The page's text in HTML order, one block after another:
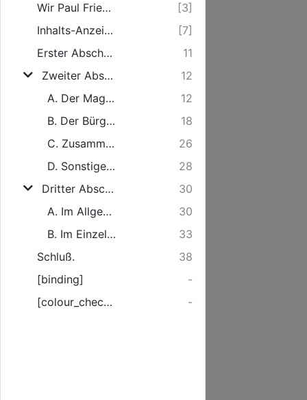
Wir Paul Friederich [...]
[3]
Inhalts-Anzeige.
[7]
Erster Abschnitt. Bestandtheile und Verhältnisse der Einwohner.
11
Zweiter Abschnitt. Verwaltende Behörde des Magistrats und die derselben beigeordneten Personen.
12
A. Der Magistrat.
12
B. Der Bürgerausschuß.
18
C. Zusammenwirken des Magistrats und des Bürgerausschusses.
26
D. Sonstige Stadtämter.
28
Dritter Abschnitt. Verwaltung der Commüne und deren Vermögens.
30
A. Im Allgemeinen.
30
B. Im Einzelnen.
33
Schluß.
38
[binding]
-
[colour_checker]
-